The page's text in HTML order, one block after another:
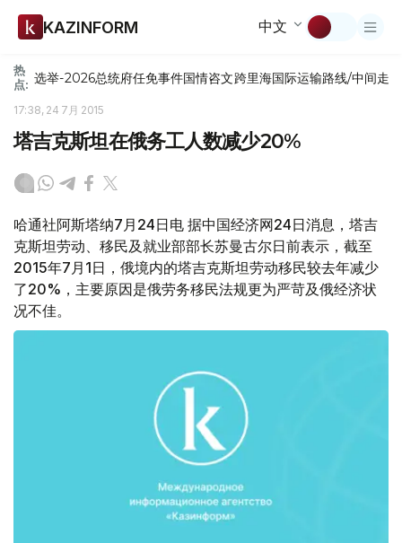
KAZINFORM 中文
热
点: 选举-2026总统府任免事件国情咨文跨里海国际运输路线/中间走廊
17:38, 24 7月 2015
塔吉克斯坦在俄务工人数减少20%
哈通社阿斯塔纳7月24日电 据中国经济网24日消息，塔吉
克斯坦劳动、移民及就业部部长苏曼古尔日前表示，截至
2015年7月1日，俄境内的塔吉克斯坦劳动移民较去年减少
了20%，主要原因是俄劳务移民法规更为严苛及俄经济状
况不佳。